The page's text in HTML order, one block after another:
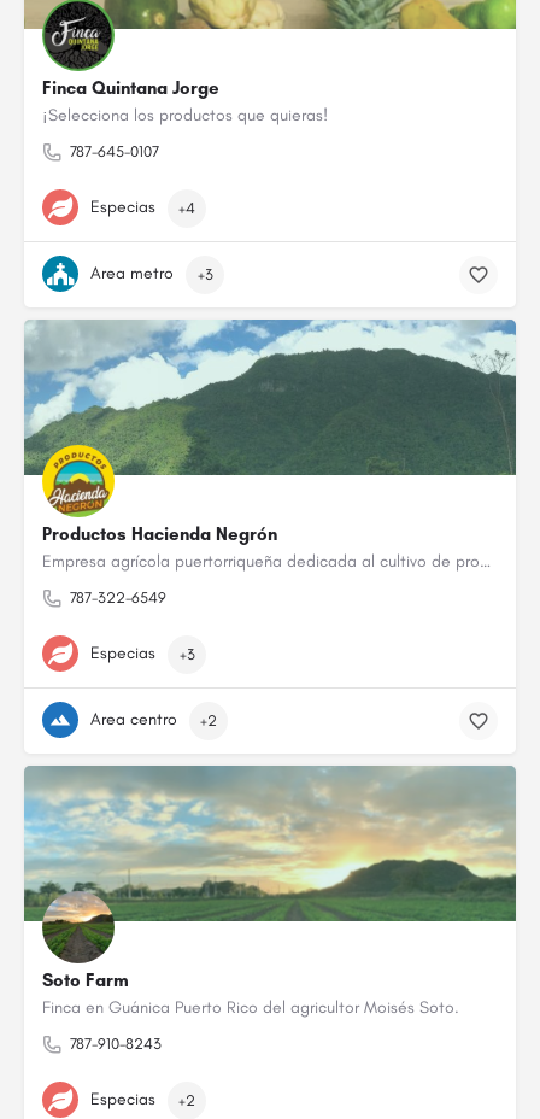
Finca Quintana Jorge
¡Selecciona los productos que quieras!
787-645-0107
Especias +4
Area metro +3
Productos Hacienda Negrón
Empresa agrícola puertorriqueña dedicada al cultivo de productos 100% locales, nuestro servicio y la calidad…
787-322-6549
Especias +3
Area centro +2
Soto Farm
Finca en Guánica Puerto Rico del agricultor Moisés Soto.
787-910-8243
Especias +2